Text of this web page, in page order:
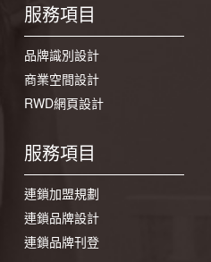
服務項目
品牌識別設計
商業空間設計
RWD網頁設計
服務項目
連鎖加盟規劃
連鎖品牌設計
連鎖品牌刊登